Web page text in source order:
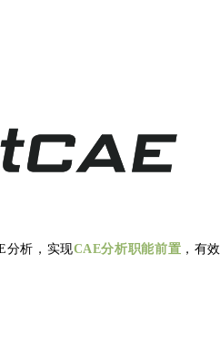
分析，实现CAE分析职能前置 ，有效